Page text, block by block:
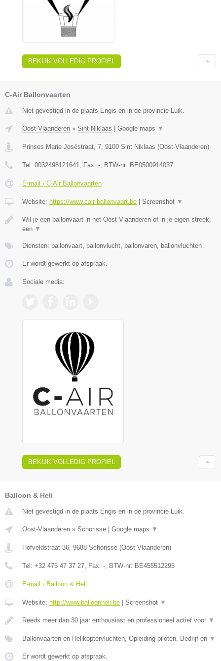
BEKIJK VOLLEDIG PROFIEL
C-Air Ballonvaarten
Niet gevestigd in de plaats Engis en in de provincie Luik.
Oost-Vlaanderen » Sint Niklaas Google maps ▼
Prinses Marie Joséstraat, 7, 9100 Sint Niklaas (Oost-Vlaanderen)
Tel: 0032498121641, Fax: -, BTW-nr: BE0500914037
E-mail › C-Air Ballonvaarten
Website: https://www.cair-ballonvaart.be Screenshot ▼
Wil je een ballonvaart in het Oost-Vlaanderen of in je eigen streek,
een ▼
Diensten: ballonvaart, ballonvlucht, ballonvaren, ballonvluchten
Er wordt gewerkt op afspraak.
Sociale media:
BEKIJK VOLLEDIG PROFIEL
Balloon & Heli
Niet gevestigd in de plaats Engis en in de provincie Luik.
Oost-Vlaanderen » Schorisse Google maps ▼
Hofveldstraat 36 9688 Schorisse (Oost-Vlaanderen)
Tel: +32 475 47 37 27 , Fax: - , BTW-nr: BE455512295
E-mail › Balloon & Heli
Website: http://www.balloonheli.be Screenshot ▼
Reeds meer dan 30 jaar enthousiast en professioneel actief voor ▼
Ballonvaarten en Helikoptervluchten, Opleiding piloten, Bedrijf en ▼
Er wordt gewerkt op afspraak.